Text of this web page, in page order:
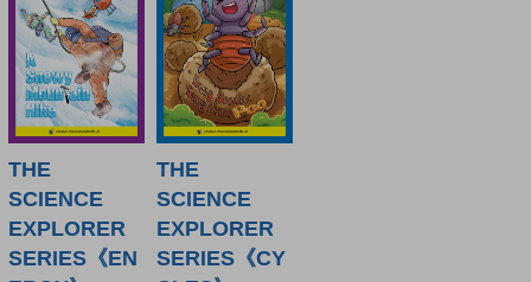
THE
SCIENCE
EXPLORER
SERIES《EN
THE
SCIENCE
EXPLORER
SERIES《CY